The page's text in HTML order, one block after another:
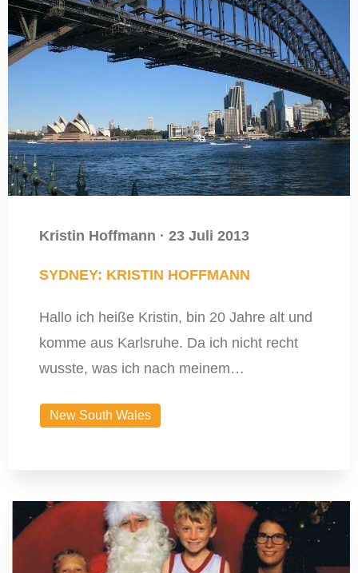
Kristin Hoffmann · 23 Juli 2013
SYDNEY: KRISTIN HOFFMANN
Hallo ich heiße Kristin, bin 20 Jahre alt und
komme aus Karlsruhe. Da ich nicht recht
wusste, was ich nach meinem…
New South Wales